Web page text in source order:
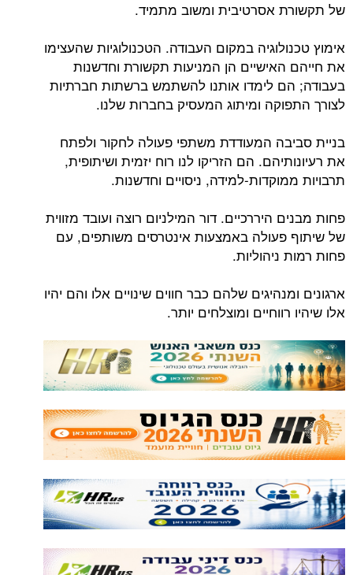
אסרטיבית ומשוב מתמיד.
במקום העבודה. הטכנולוגיות שהעצימו
הן המניעות תקשורת וחדשנות
לימדו אותנו להשתמש ברשתות חברתיות
ומיתוג המעסיק בחברות שלנו.
המעודדת משתפי פעולה לחקור ולפתח
הם הזריקו לנו רוח יזמית ושיתופית,
למידה, ניסויים וחדשנות.
היררכיים. דור המילניום רוצה ועובד מזווית
באמצעות אינטרסים משותפים, עם
שלהם כבר חווים שינויים אלו והם יהיו
ומוצלחים יותר.